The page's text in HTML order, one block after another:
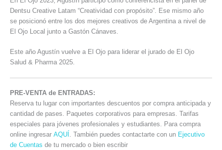
Dentsu Creative Latam “Creatividad con propósito”. Ese mismo año
se posicionó entre los dos mejores creativos de Argentina a nivel de
El Ojo Local junto a Gastón Cánaves.
Este año Agustín vuelve a El Ojo para liderar el jurado de El Ojo
Salud & Pharma 2025.
PRE-VENTA de ENTRADAS:
Reserva tu lugar con importantes descuentos por compra anticipada y
cantidad de pases. Paquetes corporativos para empresas. Tarifas
especiales para jóvenes profesionales y estudiantes. Para compra
online ingresar AQUÍ . También puedes contactarte con un Ejecutivo
de Cuentas de tu mercado o bien escribir